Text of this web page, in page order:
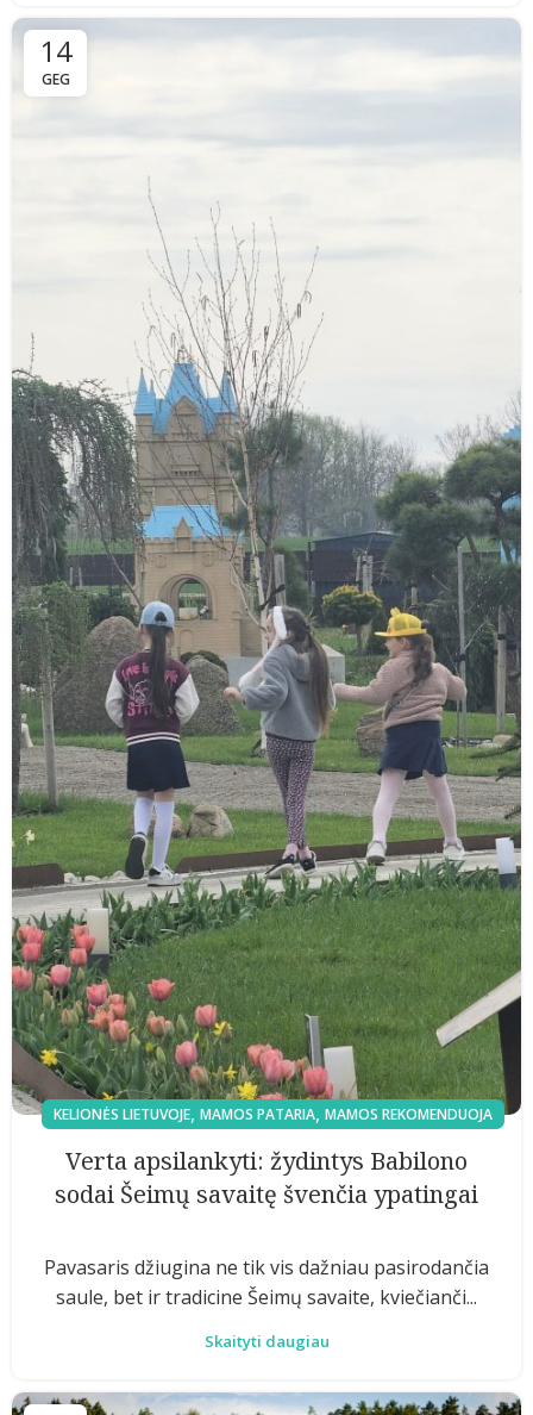
14
GEG
KELIONĖS LIETUVOJE, MAMOS PATARIA, MAMOS REKOMENDUOJA
Verta apsilankyti: žydintys Babilono
sodai Šeimų savaitę švenčia ypatingai
Pavasaris džiugina ne tik vis dažniau pasirodančia
saule, bet ir tradicine Šeimų savaite, kviečianči...
Skaityti daugiau